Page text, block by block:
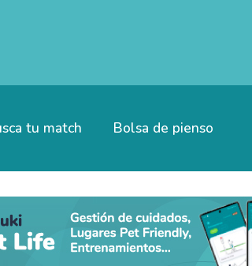
tu match Bolsa de pienso